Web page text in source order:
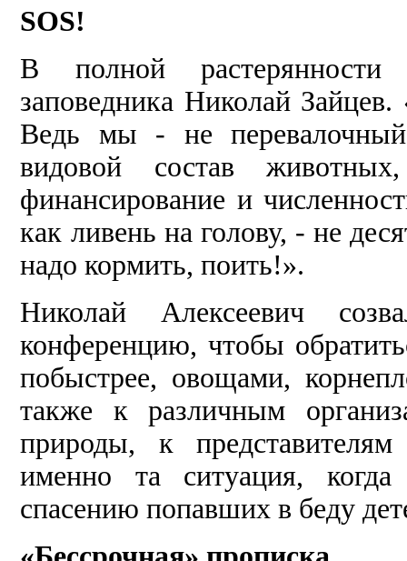
SOS!
В полной растерянности
заповедника Николай
Ведь мы - не
видовой состав
финансирование и
как ливень на голову, - не
надо кормить, поить!».
Николай Алексеевич
конференцию, чтобы
побыстрее, овощами,
также к различным
природы, к
именно та ситуация,
спасению попавших в беду